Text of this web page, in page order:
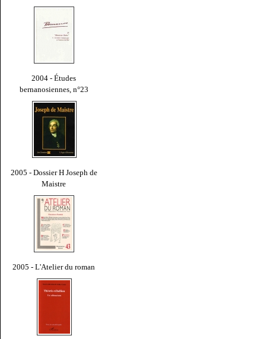
2004 - Études
bernanosiennes, n°23
2005 - Dossier H Joseph de
Maistre
2005 - L'Atelier du roman